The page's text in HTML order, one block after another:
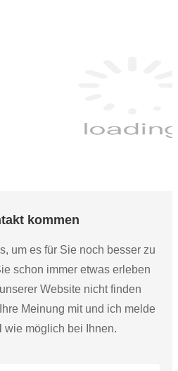
kommen
um es für Sie noch besser zu
schon immer etwas erleben
Website nicht finden
Meinung mit und ich melde
wie möglich bei Ihnen.